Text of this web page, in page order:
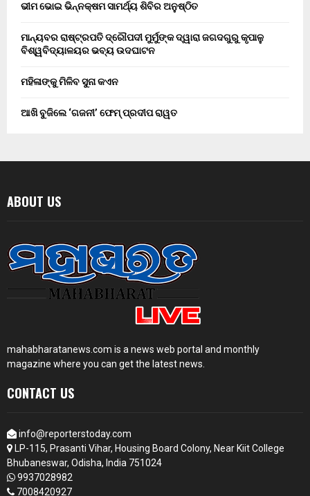
ଭୀମ ଭୋଇ ଭିନ୍ନକ୍ଷମ ସାମର୍ଥ୍ୟ ଶିବିର ଅନୁଷ୍ଠିତ
ମାନ୍ୟବର ରାଷ୍ଟ୍ରପତି ଦ୍ରୌପଦୀ ମୁର୍ମୁଙ୍କ ଦ୍ୱାରା ଜଗଦଗୁରୁ କୃପାଳୁ
ବିଶ୍ୱବିଦ୍ୟାଳୟର ଭବ୍ୟ ଉଦଘାଟନ
ମହିଳାଙ୍କୁ ମିଳିବ ସୁନା କଏନ
ଆଖି ବୁଜିଲେ ‘ଗଜନୀ’ ଫେମ୍ ପ୍ରଦୀପ ରାୱତ
ABOUT US
mahabharatanews.com is a news web portal and monthly
magazine where you can get the latest news.
CONTACT US
info@reporterstoday.com
LP-115, Prasanti Vihar, Housing Board Colony, Near Kiit College
Bhubaneswar, Odisha, India 751024
9937028982
7008420927